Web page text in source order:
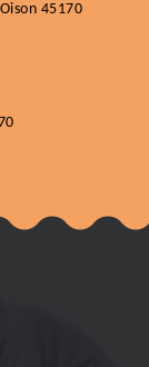
45170